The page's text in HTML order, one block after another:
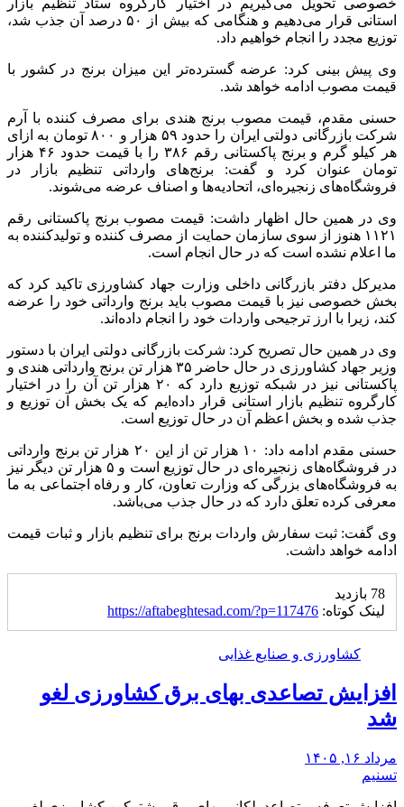
استانی قرار می‌دهیم و هنگامی که بیش از ۵۰ درصد آن جذب شد،
توزیع مجدد را انجام خواهیم داد.
وی پیش بینی کرد: عرضه گسترده‌تر این میزان برنج در کشور با
قیمت مصوب ادامه خواهد شد.
حسنی مقدم، قیمت مصوب برنج هندی برای مصرف کننده با آرم
شرکت بازرگانی دولتی ایران را حدود ۵۹ هزار و ۸۰۰ تومان به ازای
هر کیلو گرم و برنج پاکستانی رقم ۳۸۶ را با قیمت حدود ۴۶ هزار
تومان عنوان کرد و گفت: برنج‌های وارداتی تنظیم بازار در
فروشگاه‌های زنجیره‌ای، اتحادیه‌ها و اصناف عرضه می‌شوند.
وی در همین حال اظهار داشت: قیمت مصوب برنج پاکستانی رقم
۱۱۲۱ هنوز از سوی سازمان حمایت از مصرف کننده و تولیدکننده به
ما اعلام نشده است که در حال انجام است.
مدیرکل دفتر بازرگانی داخلی وزارت جهاد کشاورزی تاکید کرد که
بخش خصوصی نیز با قیمت مصوب باید برنج وارداتی خود را عرضه
کند، زیرا با ارز ترجیحی واردات خود را انجام داده‌اند.
وی در همین حال تصریح کرد: شرکت بازرگانی دولتی ایران با دستور
وزیر جهاد کشاورزی در حال حاضر ۳۵ هزار تن برنج وارداتی هندی و
پاکستانی نیز در شبکه توزیع دارد که ۲۰ هزار تن آن را در اختیار
کارگروه تنظیم بازار استانی قرار داده‌ایم که یک بخش آن توزیع و
جذب شده و بخش اعظم آن در حال توزیع است.
حسنی مقدم ادامه داد: ۱۰ هزار تن از این ۲۰ هزار تن برنج وارداتی
در فروشگاه‌های زنجیره‌ای در حال توزیع است و ۵ هزار تن دیگر نیز
به فروشگاه‌های بزرگی که وزارت تعاون، کار و رفاه اجتماعی به ما
معرفی کرده تعلق دارد که در حال جذب می‌باشد.
وی گفت: ثبت سفارش واردات برنج برای تنظیم بازار و ثبات قیمت
ادامه خواهد داشت.
78 بازدید
لینک کوتاه: https://aftabeghtesad.com/?p=117476
کشاورزی و صنایع غذایی
افزایش تصاعدی بهای برق کشاورزی لغو
شد
مرداد ۱۶, ۱۴۰۵
تسنیم